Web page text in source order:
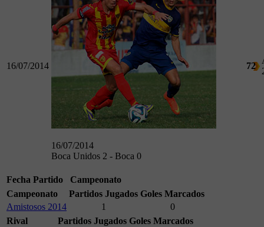
16/07/2014
16/07/2014
Boca Unidos 2 - Boca 0
72
Fecha Partido
Campeonato
Campeonato
Partidos Jugados Goles Marcados
Amistosos 2014
1
0
Rival
Partidos Jugados Goles Marcados